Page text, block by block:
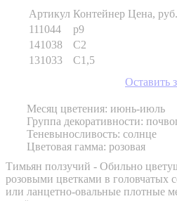
Артикул Контейнер Цена, руб.
111044
p9
141038
C2
131033
C1,5
Оставить
Месяц цветения: июнь-июль
Группа декоративности:
Теневыносливость: солнце
Цветовая гамма: розовая
Тимьян ползучий - Обильно
розовыми цветками в головчатых
или ланцетно-овальные плотные